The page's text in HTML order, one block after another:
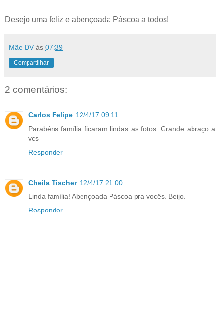
Desejo uma feliz e abençoada Páscoa a todos!
Mãe DV às 07:39
Compartilhar
2 comentários:
Carlos Felipe 12/4/17 09:11
Parabéns família ficaram lindas as fotos. Grande abraço a
vcs
Responder
Cheila Tischer 12/4/17 21:00
Linda família! Abençoada Páscoa pra vocês. Beijo.
Responder